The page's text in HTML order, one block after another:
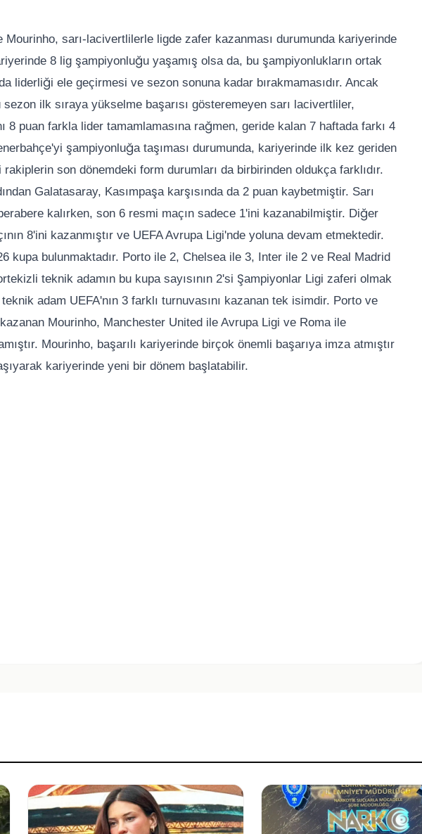
Mourinho, sarı-lacivertlilerle ligde zafer kazanması durumunda kariyerinde
8 lig şampiyonluğu yaşamış olsa da, bu şampiyonlukların ortak
liderliği ele geçirmesi ve sezon sonuna kadar bırakmamasıdır. Ancak
sezon ilk sıraya yükselme başarısı gösteremeyen sarı lacivertliler,
8 puan farkla lider tamamlamasına rağmen, geride kalan 7 haftada farkı 4
şampiyonluğa taşıması durumunda, kariyerinde ilk kez geriden
son dönemdeki form durumları da birbirinden oldukça farklıdır.
Galatasaray, Kasımpaşa karşısında da 2 puan kaybetmiştir. Sarı
kalırken, son 6 resmi maçın sadece 1'ini kazanabilmiştir. Diğer
8'ini kazanmıştır ve UEFA Avrupa Ligi'nde yoluna devam etmektedir.
kupa bulunmaktadır. Porto ile 2, Chelsea ile 3, Inter ile 2 ve Real Madrid
teknik adamın bu kupa sayısının 2'si Şampiyonlar Ligi zaferi olmak
adam UEFA'nın 3 farklı turnuvasını kazanan tek isimdir. Porto ve
Mourinho, Manchester United ile Avrupa Ligi ve Roma ile
Mourinho, başarılı kariyerinde birçok önemli başarıya imza atmıştır
kariyerinde yeni bir dönem başlatabilir.